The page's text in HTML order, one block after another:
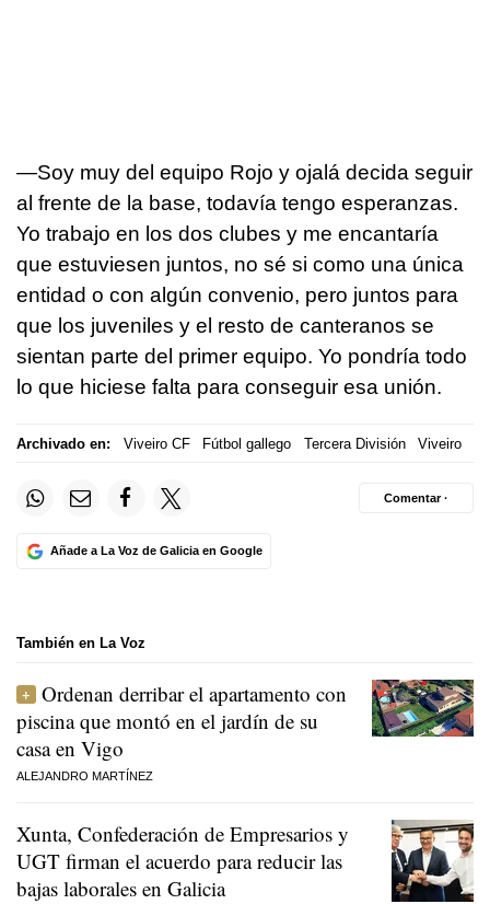
—Soy muy del equipo Rojo y ojalá decida seguir
al frente de la base, todavía tengo esperanzas.
Yo trabajo en los dos clubes y me encantaría
que estuviesen juntos, no sé si como una única
entidad o con algún convenio, pero juntos para
que los juveniles y el resto de canteranos se
sientan parte del primer equipo. Yo pondría todo
lo que hiciese falta para conseguir esa unión.
Archivado en: Viveiro CF Fútbol gallego Tercera División Viveiro
Añade a La Voz de Galicia en Google
Comentar ·
También en La Voz
Ordenan derribar el apartamento con
piscina que montó en el jardín de su
casa en Vigo
ALEJANDRO MARTÍNEZ
Xunta, Confederación de Empresarios y
UGT firman el acuerdo para reducir las
bajas laborales en Galicia